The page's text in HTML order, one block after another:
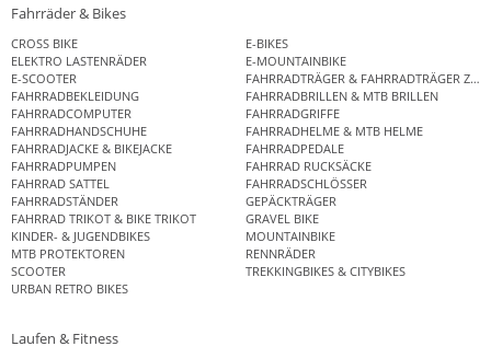
Fahrräder & Bikes
CROSS BIKE
E-BIKES
ELEKTRO LASTENRÄDER
E-MOUNTAINBIKE
E-SCOOTER
FAHRRADTRÄGER & FAHRRADTRÄGER
FAHRRADBEKLEIDUNG
FAHRRADBRILLEN & MTB BRILLEN
FAHRRADCOMPUTER
FAHRRADGRIFFE
FAHRRADHANDSCHUHE
FAHRRADHELME & MTB HELME
FAHRRADJACKE & BIKEJACKE
FAHRRADPEDALE
FAHRRADPUMPEN
FAHRRAD RUCKSÄCKE
FAHRRAD SATTEL
FAHRRADSCHLÖSSER
FAHRRADSTÄNDER
GEPÄCKTRÄGER
FAHRRAD TRIKOT & BIKE TRIKOT
GRAVEL BIKE
KINDER- & JUGENDBIKES
MOUNTAINBIKE
MTB PROTEKTOREN
RENNRÄDER
SCOOTER
TREKKINGBIKES & CITYBIKES
URBAN RETRO BIKES
Laufen & Fitness